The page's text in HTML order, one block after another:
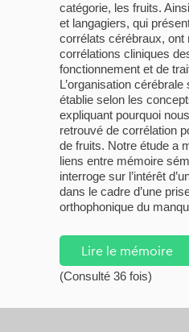
catégorie, les fruits.
et langagiers, qui
corrélats cérébraux, ont
corrélations cliniques
fonctionnement et de
L’organisation
établie selon les
expliquant pourquoi
retrouvé de corrélation
de fruits. Notre étude a
liens entre mémoire
interroge sur l’intérêt
dans le cadre d’une
orthophonique du
Lire le mémoire
(Consulté 36 fois)